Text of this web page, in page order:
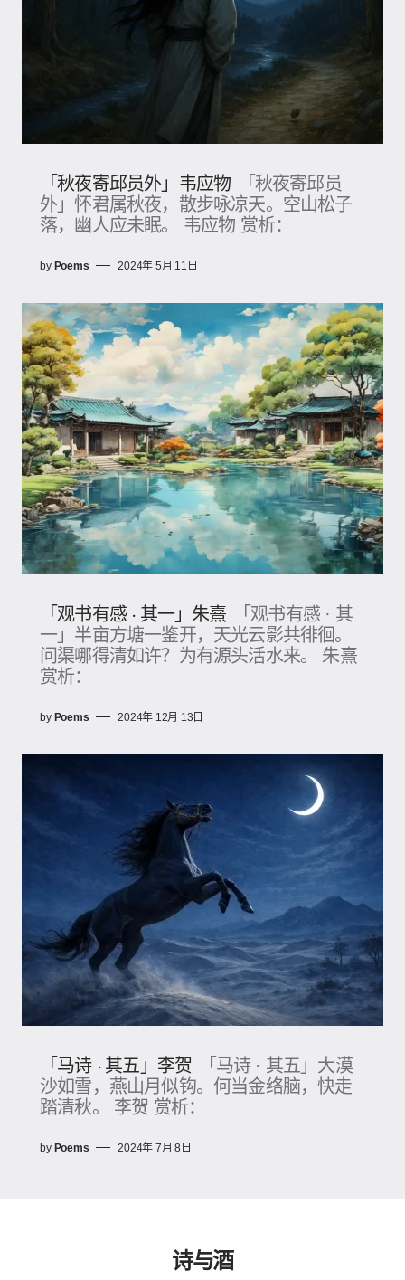
「秋夜寄邱员外」韦应物
「秋夜寄邱员
外」怀君属秋夜，散步咏凉天。空山松子
落，幽人应未眠。 韦应物 赏析：
by Poems 2024年 5月 11日
「观书有感 · 其一」朱熹
「观书有感 · 其
一」半亩方塘一鉴开，天光云影共徘徊。
问渠哪得清如许？为有源头活水来。 朱熹
赏析：
by Poems 2024年 12月 13日
「马诗 · 其五」李贺
「马诗 · 其五」大漠
沙如雪，燕山月似钩。何当金络脑，快走
踏清秋。 李贺 赏析：
by Poems 2024年 7月 8日
诗与酒